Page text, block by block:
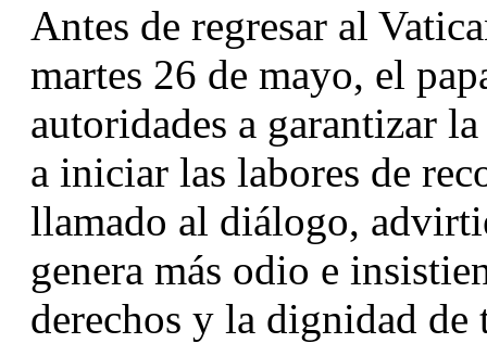
Antes de regresar al
martes 26 de mayo, el
autoridades a garantizar
a iniciar las labores de
llamado al diálogo,
genera más odio e
derechos y la dignidad de